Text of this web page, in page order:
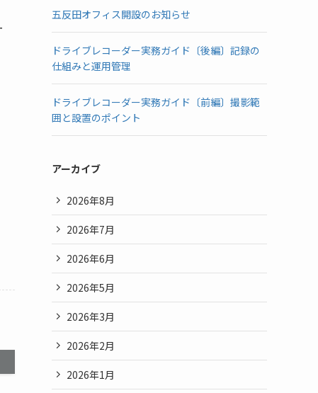
五反田オフィス開設のお知らせ
ドライブレコーダー実務ガイド〔後編〕記録の
仕組みと運用管理
ドライブレコーダー実務ガイド〔前編〕撮影範
囲と設置のポイント
アーカイブ
2026年8月
2026年7月
2026年6月
2026年5月
2026年3月
2026年2月
2026年1月